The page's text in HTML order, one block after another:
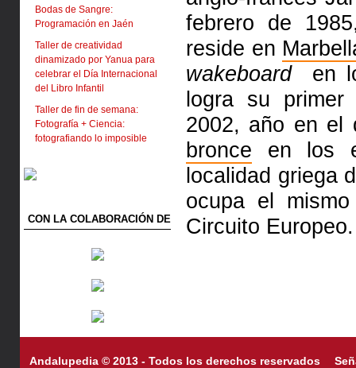
Bodas de Sangre:
Programación en Jaén
Taller de creatividad
dinamizado por Yanua para
celebrar el Día Internacional
del Libro Infantil
Taller de fin de semana:
Fotografía + Ciencia:
fotografiando lo imposible
CON LA COLABORACIÓN DE
febrero de
reside en
wakeboarden
logra su primer
2002, año en
bronce en los
localidad griega
ocupa el
Circuito Europeo.
Andalupedia © 2013 - Todos los derechos reservados